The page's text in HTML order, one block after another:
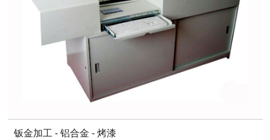
钣金加工 - 铝合金 - 烤漆